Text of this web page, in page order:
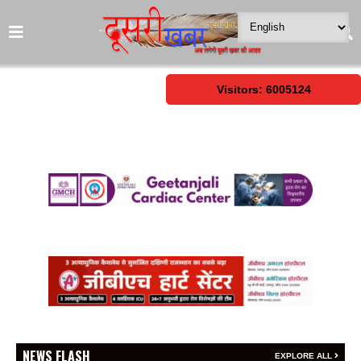
Visitors: 6005124
NEWS FLASH EXPLORE ALL